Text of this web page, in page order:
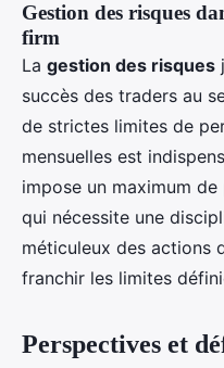
Gestion des risques
firm
La gestion des risques
succès des traders au
de strictes limites de
mensuelles est
impose un maximum
qui nécessite une
méticuleux des actions
franchir les limites
Perspectives et